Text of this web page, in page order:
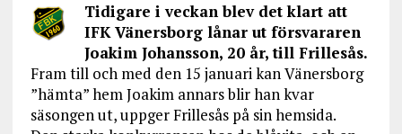
Tidigare i veckan blev det klart att
IFK Vänersborg lånar ut försvararen
Joakim Johansson, 20 år, till Frillesås.
Fram till och med den 15 januari kan Vänersborg
”hämta” hem Joakim annars blir han kvar
säsongen ut, uppger Frillesås på sin hemsida.